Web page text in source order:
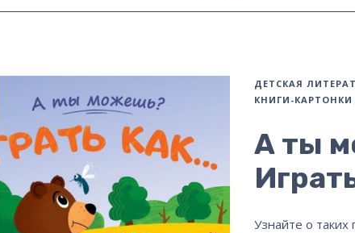
ДЕТСКАЯ
КНИГИ-
А ты
Узнайте о таких